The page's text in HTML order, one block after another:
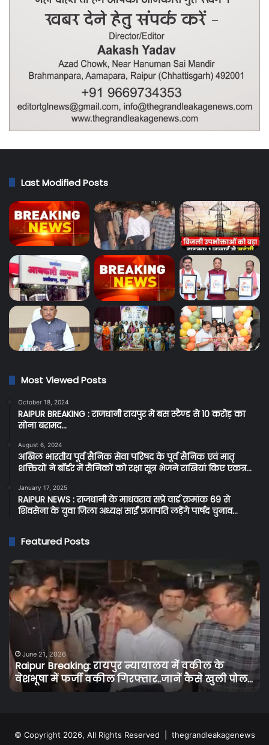
Last Modified Posts
Most Viewed Posts
October 18, 2024
RAIPUR BREAKING : राजधानी रायपुर में बस स्टैण्ड से 10 करोड़ का
सोना बरामद…
August 6, 2024
अखिल भारतीय पूर्व सैनिक सेवा परिषद के पूर्व सैनिक एवं मातृ
शक्तियों ने बॉर्डर में सैनिकों को रक्षा सूत्र भेजने राखियां किए एकत्र…
January 17, 2025
RAIPUR NEWS : राजधानी के माधवराव सप्रे वार्ड क्रमांक 69 से
शिवसेना के युवा जिला अध्यक्ष साईं प्रजापति लड़ेंगे पार्षद चुनाव…
Featured Posts
Raipur
Breaking:
रायपुर
न्यायालय
के
वेशभूषा
फर्जी
वकील
June 21, 2026
Raipur Breaking: रायपुर न्यायालय में वकील के
वेशभूषा में फर्जी वकील गिरफ्तार..जानें कैसे खुली पोल…
के
को
© Copyright 2026, All Rights Reserved | thegrandleakagenews